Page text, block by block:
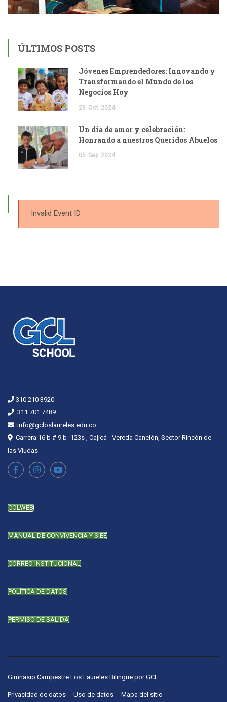
ÚLTIMOS POSTS
Jóvenes Emprendedores: Innovando y
Transformando el Mundo de los
Negocios Hoy
28 Oct 2024
Un día de amor y celebración:
Honrando a nuestros Queridos Abuelos
05 Sep 2024
Invalid Event ID
310 210 3920
311 701 7489
info@gcloslaureles.edu.co
Carrera 16 b # 9 b -123s , Cajicá - Vereda Canelón, Sector Rincón de
las Viudas
COLWEB
MANUAL DE CONVIVENCIA Y SIEE
CORREO INSTITUCIONAL
POLÍTICA DE DATOS
PERMISO DE SALIDA
Gimnasio Campestre Los Laureles Bilingüe porGCL
Privacidad de datos Uso de datos Mapa del sitio